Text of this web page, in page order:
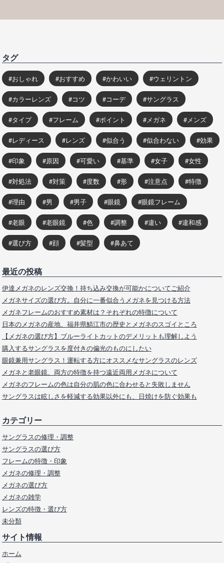
タグ
おしゃれ おすすめ かわいい ウェリントン
カラーレンズ コツ コーデ サングラス
タイプ フレーム ポイント メガネ メンズ
レディース レンズ 似合う 似合わない 効果
印象 原因 可愛い 基準 女子 女性
対処法 対策 度数 形 注意点 特徴
理由 男 男子 眼鏡 眼鏡フレーム
老眼 老眼鏡 色 調整 違い 違和感
選び方 顔 髪型 鼻あて
最近の投稿
伊達メガネのレンズ交換！持ち込み交換が可能かについてご紹介
メガネサイズの選び方。自分に一番似合うメガネを見つける方法
メガネフレームのおすすめ素材は？それぞれの特徴について
日本のメガネの産地、福井県鯖江市の歴史とメガネのスゴイところ
【メガネの選び方】ブルーライトカットのデメリットも理解しよう
購入するサングラスを度付きの偏光のものにしたい
眼鏡兼用サングラス！運転する方にオススメなサングラスのレンズ
メガネと老眼鏡、両方の特徴を持つ遠近両用メガネについて
メガネのフレームの色は自分の肌の色に合わせると失敗しません
サングラスは眩しさを軽減する効果以外にも、日焼けを防ぐ効果も
カテゴリー
サングラスの修理・調整
サングラスの選び方
フレームの特徴・印象
メガネの修理・調整
メガネの選び方
メガネの雑学
レンズの特徴・選び方
未分類
サイト情報
ホーム